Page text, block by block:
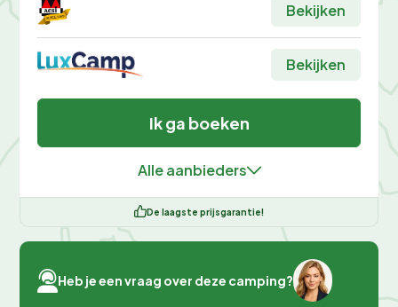
Bekijken
Bekijken
Ik ga boeken
Alle aanbieders
De laagste prijsgarantie!
Heb je een vraag over deze camping?